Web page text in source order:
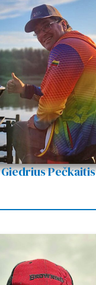
Giedrius Pečkaitis